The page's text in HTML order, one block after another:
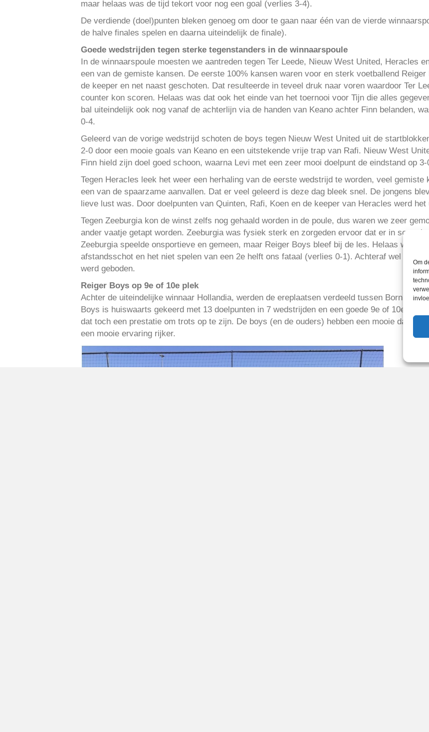
Om
maar helaas was de tijd tekort voor nog een goal (verlies 3-4).
De verdiende (doel)punten bleken genoeg om door te gaan naar één van de vierde
de halve finales spelen en daarna uiteindelijk de finale).
Goede wedstrijden tegen sterke tegenstanders in de winnaarspoule
In de winnaarspoule moesten we aantreden tegen Ter Leede, Nieuw West United, Heracles
een van de gemiste kansen. De eerste 100% kansen waren voor en sterk voetballend
de keeper en net naast geschoten. Dat resulteerde in teveel druk naar voren waardoor Ter
counter kon scoren. Helaas was dat ook het einde van het toernooi voor Tijn die alles
bal uiteindelijk ook nog vanaf de achterlijn via de handen van Keano achter Finn belanden,
0-4.
Geleerd van de vorige wedstrijd schoten de boys tegen Nieuw West United uit de
2-0 door een mooie goals van Keano en een uitstekende vrije trap van Rafi. Nieuw West
Finn hield zijn doel goed schoon, waarna Levi met een zeer mooi doelpunt de eindstand op 3-
Tegen Heracles leek het weer een herhaling van de eerste wedstrijd te worden, veel
een van de spaarzame aanvallen. Dat er veel geleerd is deze dag bleek snel. De jongens
lieve lust was. Door doelpunten van Quinten, Rafi, Koen en de keeper van Heracles werd het
Tegen Zeeburgia kon de winst zelfs nog gehaald worden in de poule, dus waren we zeer
ander vaatje getapt worden. Zeeburgia was fysiek sterk en zorgeden ervoor dat er in
Zeeburgia speelde onsportieve en gemeen, maar Reiger Boys bleef bij de les. Helaas werd
afstandsschot en het niet spelen van een 2e helft ons fataal (verlies 0-1). Achteraf wel erg
werd geboden.
Reiger Boys op 9e of 10e plek
Achter de uiteindelijke winnaar Hollandia, werden de ereplaatsen verdeeld tussen Born to
Boys is huiswaarts gekeerd met 13 doelpunten in 7 wedstrijden en een goede 9e of 10e plek.
dat toch een prestatie om trots op te zijn. De boys (en de ouders) hebben een mooie dag
een mooie ervaring rijker.